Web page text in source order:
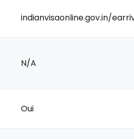
indianvisaonline.gov.in/
N/A
Oui